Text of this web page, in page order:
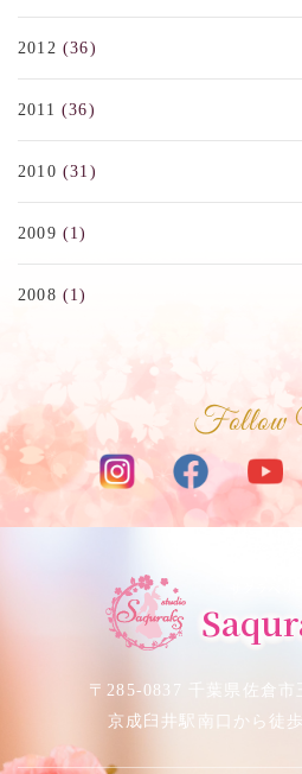
2012 (36)
2011 (36)
2010 (31)
2009 (1)
2008 (1)
Follow
〒285-0837 千葉県佐倉市
京成臼井駅南口から徒